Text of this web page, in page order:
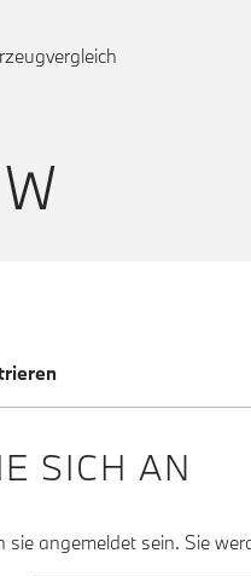
SICH AN
sie angemeldet sein. Sie